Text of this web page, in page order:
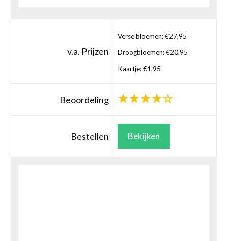
v.a. Prijzen
Verse bloemen: €27,95
Droogbloemen: €20,95
Kaartje: €1,95
Beoordeling
Bestellen Bekijken